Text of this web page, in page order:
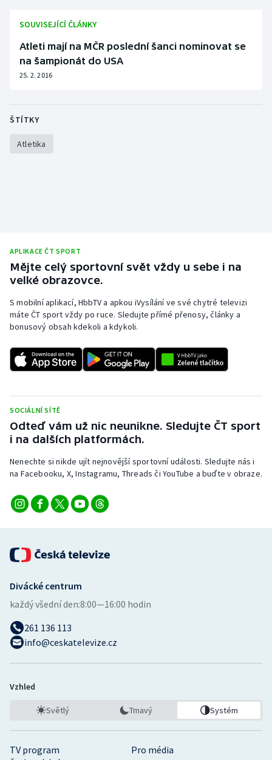
Plavání
Plážový volejbal
Ragby
Triatlon
Veslování
Vodní slalom
Ostatní
SOUVISEJÍCÍ ČLÁNKY
Atleti mají na MČR poslední šanci nominovat se
na šampionát do USA
25. 2. 2016
ŠTÍTKY
Atletika
APLIKACE ČT SPORT
Mějte celý sportovní svět vždy u sebe i na
velké obrazovce.
S mobilní aplikací, HbbTV a apkou iVysílání ve své chytré televizi
máte ČT sport vždy po ruce. Sledujte přímé přenosy, články a
bonusový obsah kdekoli a kdykoli.
SOCIÁLNÍ SÍTĚ
Odteď vám už nic neunikne. Sledujte ČT sport
i na dalších platformách.
Nenechte si nikde ujít nejnovější sportovní události. Sledujte nás i
na Facebooku, X, Instagramu, Threads či YouTube a buďte v obraze.
TV program
Pro média
Divácké centrum
každý všední den:8:00—16:00 hodin
261 136 113
info@ceskatelevize.cz
Vzhled
Světlý Tmavý Systém